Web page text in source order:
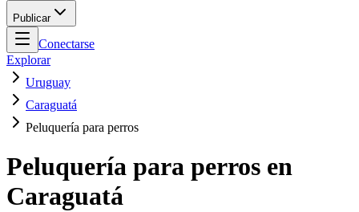
Publicar
Conectarse
Explorar
Uruguay
Caraguatá
Peluquería para perros
Peluquería para perros en
Caraguatá